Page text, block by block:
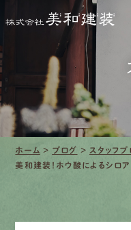
お家をきれいに
会社をきれいに
クリーニング
施工事例
会社案内
ホーム > ブログ > スタッフブ
美和建装！ホウ酸によるシロア